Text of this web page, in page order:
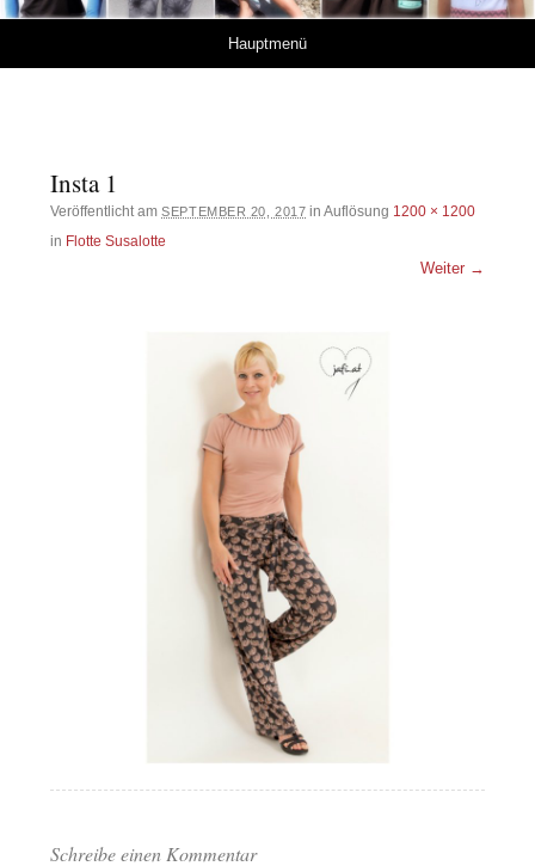
Hauptmenü
Insta 1
Veröffentlicht amSEPTEMBER 20, 2017 in Auflösung 1200 × 1200
in Flotte Susalotte
Weiter →
Schreibe einen Kommentar